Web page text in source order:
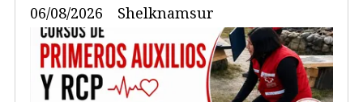
Shelknamsur
06/08/2026